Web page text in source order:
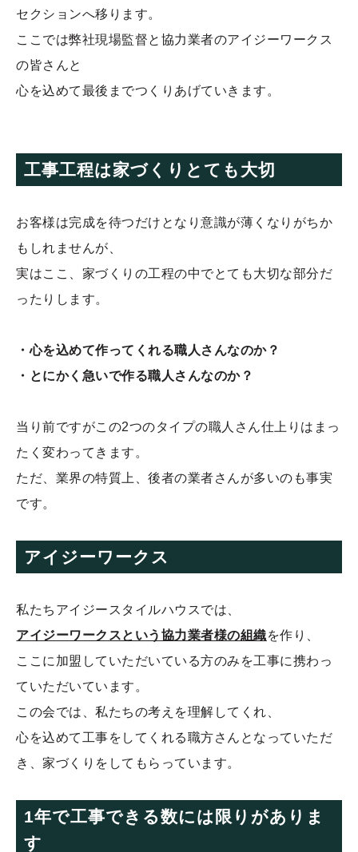
セクションへ移ります。
ここでは弊社現場監督と協力業者のアイジーワークス
の皆さんと
心を込めて最後までつくりあげていきます。
工事工程は家づくりとても大切
お客様は完成を待つだけとなり意識が薄くなりがちか
もしれませんが、
実はここ、家づくりの工程の中でとても大切な部分だ
ったりします。
・心を込めて作ってくれる職人さんなのか？
・とにかく急いで作る職人さんなのか？
当り前ですがこの2つのタイプの職人さん仕上りはまっ
たく変わってきます。
ただ、業界の特質上、後者の業者さんが多いのも事実
です。
アイジーワークス
私たちアイジースタイルハウスでは、
アイジーワークスという協力業者様の組織を作り、
ここに加盟していただいている方のみを工事に携わっ
ていただいています。
この会では、私たちの考えを理解してくれ、
心を込めて工事をしてくれる職方さんとなっていただ
き、家づくりをしてもらっています。
1年で工事できる数には限りがありま
す